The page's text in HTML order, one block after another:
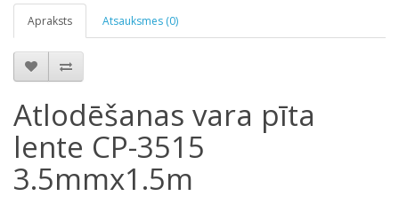
Apraksts Atsauksmes (0)
Atlodēšanas vara pīta
lente CP-3515
3.5mmx1.5m